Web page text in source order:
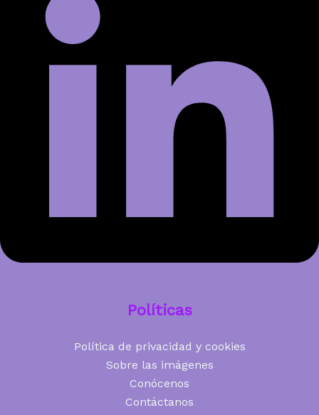
Políticas
Política de privacidad y cookies
Sobre las imágenes
Conócenos
Contáctanos